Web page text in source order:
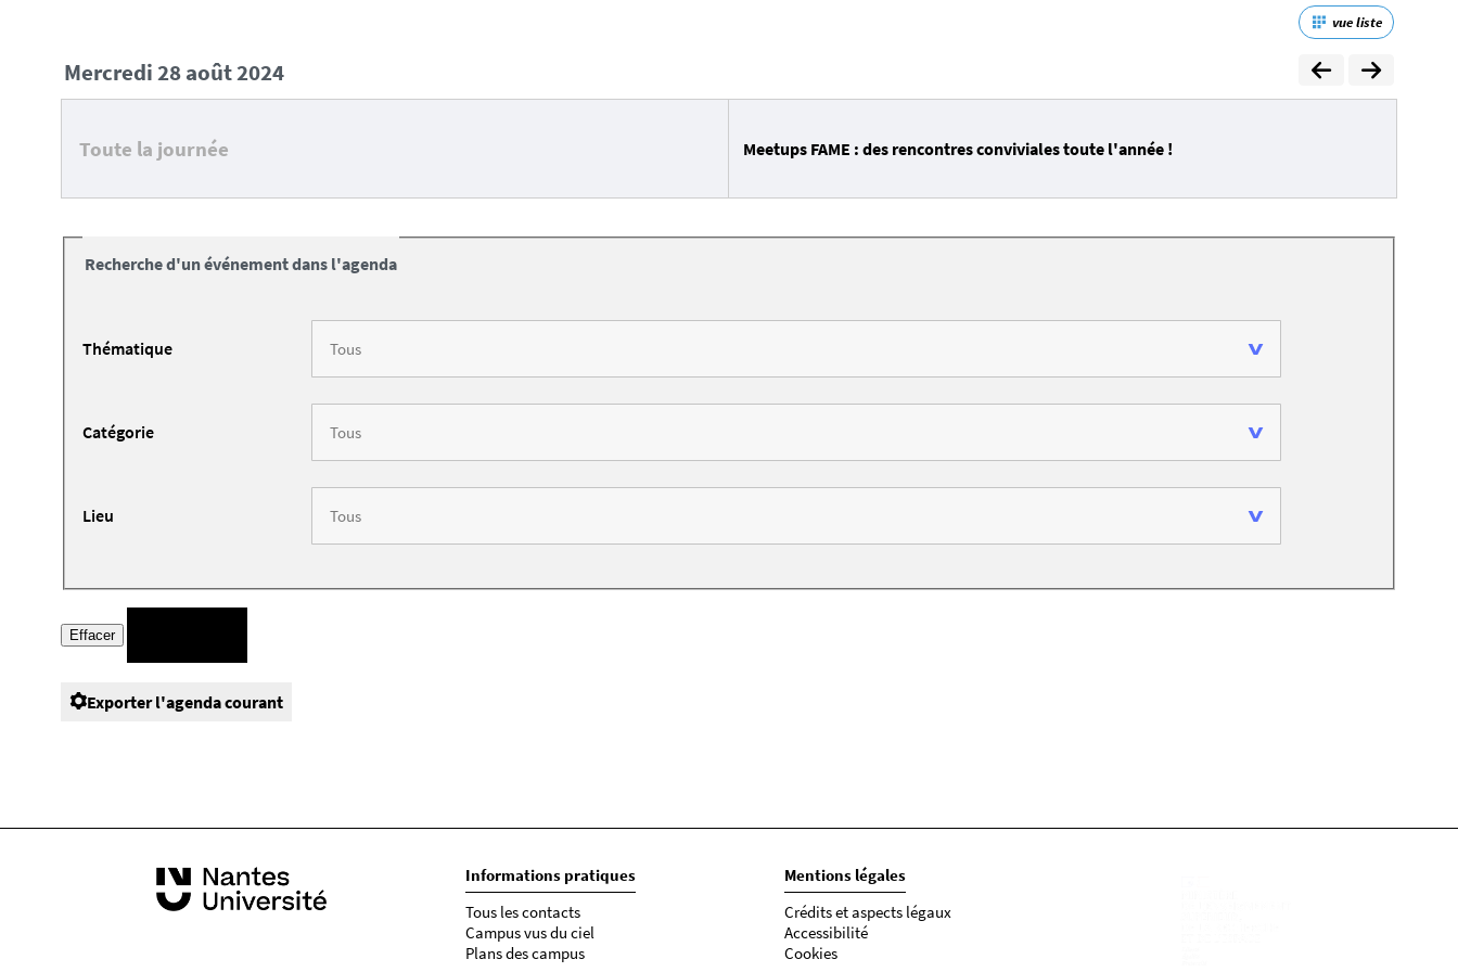
vue liste
mercredi 28 août 2024
Toute la journée Meetups FAME : des rencontres conviviales toute l'année !
Recherche d'un événement dans l'agenda
Thématique
Catégorie
Lieu
Exporter l'agenda courant
Informations pratiques
Tous les contacts
Campus vus du ciel
Plans des campus
Mentions légales
Crédits et aspects légaux
Accessibilité
Cookies